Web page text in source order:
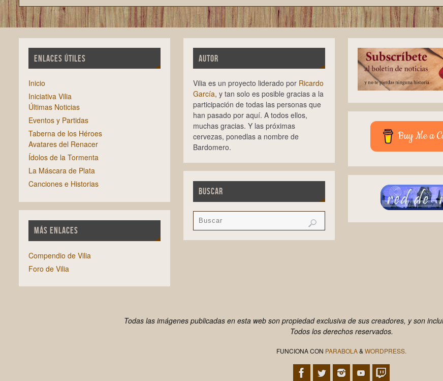
ENLACES ÚTILES
Inicio
Iniciativa Vilia
Últimas Noticias
Eventos y Partidas
Taberna de los Héroes
Avatares del Renacer
Ídolos de la Tormenta
La Máscara de Plata
Canciones e Historias
MÁS ENLACES
Compendio de Vilia
Foro de Vilia
AUTOR
Vilia es un proyecto liderado por Ricardo
García, y tan solo es posible gracias a la
participación de todas las personas que
han pasado por aquí. A todos ellos,
muchas gracias. Y las próximas
cervezas, ponedlas a nombre de
Bardomero.
BUSCAR
Buy Me a
Todas las imágenes publicadas en esta web son propiedad exclusiva de sus creadores, y son
Todos los derechos reservados.
FUNCIONA CON PARABOLA& WORDPRESS.